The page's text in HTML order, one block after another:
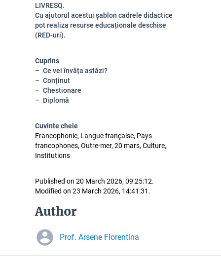
LIVRESQ.
Cu ajutorul acestui șablon cadrele didactice
pot realiza resurse educaționale deschise
(RED-uri).
Cuprins
Ce vei învăța astăzi?
Conținut
Chestionare
Diplomă
Cuvinte cheie
Francophonie, Langue française, Pays
francophones, Outre-mer, 20 mars, Culture,
Institutions
Published on 20 March 2026, 09:25:12.
Modified on 23 March 2026, 14:41:31.
Author
Prof. Arsene Florentina